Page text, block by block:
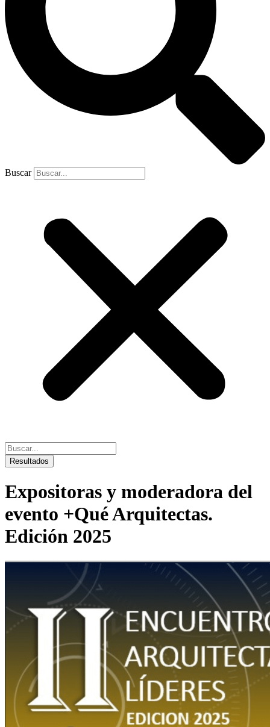
Buscar
Search
...Resultados
Expositoras y moderadora del
evento +Qué Arquitectas.
Edición 2025